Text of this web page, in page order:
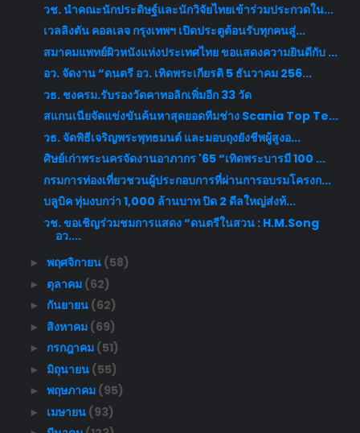
วช. นำคณะนักประดิษฐ์และนักวิจัยไทยเข้าร่วมประกวดใน...
เวลลิงตัน คอลเลจ กรุงเทพฯ เปิดประตูต้อนรับทุกคนสู่...
สมาคมแพทย์ผิวหนังแห่งประเทศไทย ขอแสดงความยินดีกับ ...
อว. จัดงาน “ดนตรี อว. เทิดพระเกียรติ 5 ธันวาคม 256...
วธ. ชงครม.รับรองวัดคาทอลิกเพิ่มอีก 33 วัด
สแกนเนียจัดแข่งขันค้นหาสุดยอดทีมช่าง Scania Top Te...
วธ. จัดพิธีเจริญพระพุทธมนต์ และมอบถุงยังชีพผู้สูงอ...
ศิษย์เก่าพระนครจัดงานอาภากร '65 “เทิดพระบารมี 100 ...
กรมการท่องเที่ยวชวนผู้ประกอบการที่ผ่านการอบรมโครงก...
บลูบิค ทุ่มงบกว่า 1,000 ล้านบาท ปิด 2 ดีลใหญ่ส่งท้...
วช. ขอเชิญร่วมชมการแสดง “ดนตรีในสวน : H.M.Song
อว....
► พฤศจิกายน (58)
► ตุลาคม (62)
► กันยายน (62)
► สิงหาคม (69)
► กรกฎาคม (51)
► มิถุนายน (55)
► พฤษภาคม (95)
► เมษายน (93)